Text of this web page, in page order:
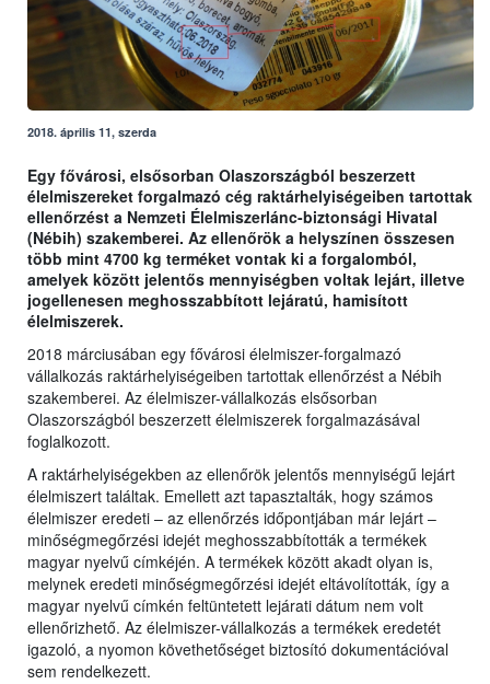
2018. április 11, szerda
Egy fővárosi, elsősorban Olaszországból beszerzett
élelmiszereket forgalmazó cég raktárhelyiségeiben tartottak
ellenőrzést a Nemzeti Élelmiszerlánc-biztonsági Hivatal
(Nébih) szakemberei. Az ellenőrök a helyszínen összesen
több mint 4700 kg terméket vontak ki a forgalomból,
amelyek között jelentős mennyiségben voltak lejárt, illetve
jogellenesen meghosszabbított lejáratú, hamisított
élelmiszerek.
2018 márciusában egy fővárosi élelmiszer-forgalmazó
vállalkozás raktárhelyiségeiben tartottak ellenőrzést a Nébih
szakemberei. Az élelmiszer-vállalkozás elsősorban
Olaszországból beszerzett élelmiszerek forgalmazásával
foglalkozott.
A raktárhelyiségekben az ellenőrök jelentős mennyiségű lejárt
élelmiszert találtak. Emellett azt tapasztalták, hogy számos
élelmiszer eredeti – az ellenőrzés időpontjában már lejárt –
minőségmegőrzési idejét meghosszabbították a termékek
magyar nyelvű címkéjén. A termékek között akadt olyan is,
melynek eredeti minőségmegőrzési idejét eltávolították, így a
magyar nyelvű címkén feltüntetett lejárati dátum nem volt
ellenőrizhető. Az élelmiszer-vállalkozás a termékek eredetét
igazoló, a nyomon követhetőséget biztosító dokumentációval
sem rendelkezett.